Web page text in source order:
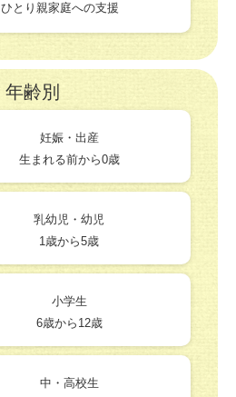
ひとり親家庭への支援
年齢別
妊娠・出産
生まれる前から0歳
乳幼児・幼児
1歳から5歳
小学生
6歳から12歳
中・高校生